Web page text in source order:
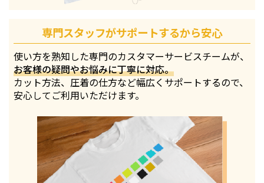
専門スタッフがサポートするから安心
使い方を熟知した専門のカスタマーサービスチームが、
お客様の疑問やお悩みに丁寧に対応。
カット方法、圧着の仕方など幅広くサポートするので、
安心してご利用いただけます。